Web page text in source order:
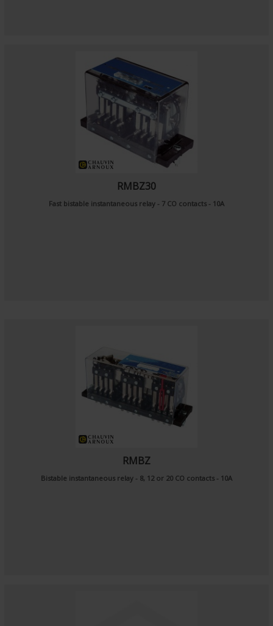
RMBZ30
Fast bistable instantaneous relay - 7 CO contacts - 10A
RMBZ
Bistable instantaneous relay - 8, 12 or 20 CO contacts - 10A